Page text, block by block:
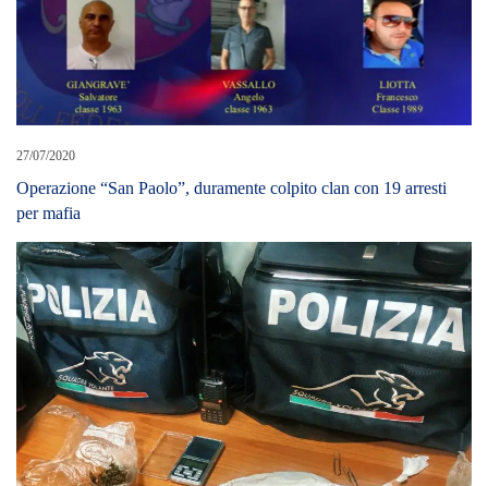
27/07/2020
Operazione “San Paolo”, duramente colpito clan con 19 arresti
per mafia